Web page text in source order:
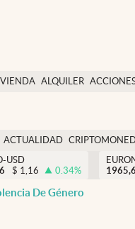
ALQUILER
USA
Colombia
ACTUALIDAD
USD
$ 1,16 0.34%
De Género